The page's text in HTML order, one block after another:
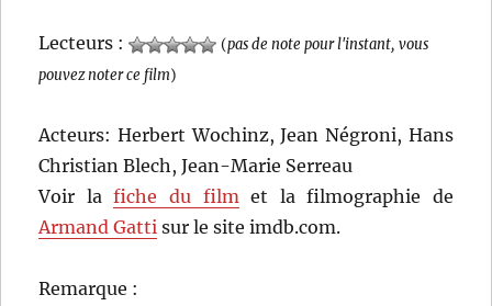
Lecteurs : (pas de note pour l'instant, vous
pouvez noter ce film)
Acteurs: Herbert Wochinz, Jean Négroni, Hans
Christian Blech, Jean-Marie Serreau
Voir lafiche du filmet la filmographie de
Armand Gatti sur le site imdb.com.
Remarque :